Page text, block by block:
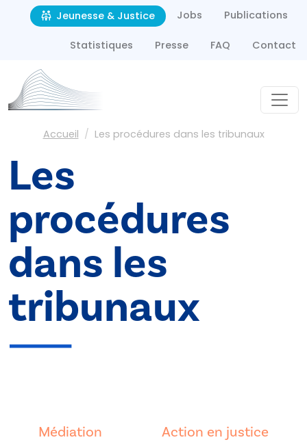
Aller au contenu principal
Second navigation
Jeunesse & Justice Jobs Publications
Statistiques Presse FAQ Contact
Fil d'Ariane
Accueil Les procédures dans les tribunaux
Les
procédures
dans les
tribunaux
Médiation
Action en justice